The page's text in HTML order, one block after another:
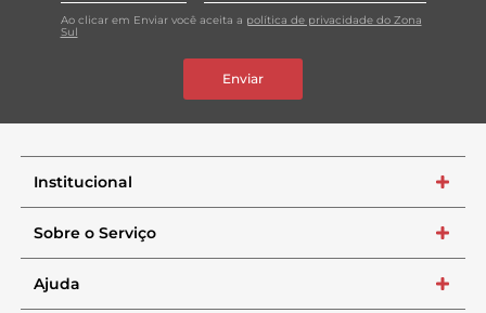
Ao clicar em Enviar você aceita a política de privacidade do Zona
Sul
Enviar
Institucional +
Sobre o Serviço +
Ajuda +